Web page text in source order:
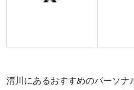
清川にあるおすすめのパーソナ